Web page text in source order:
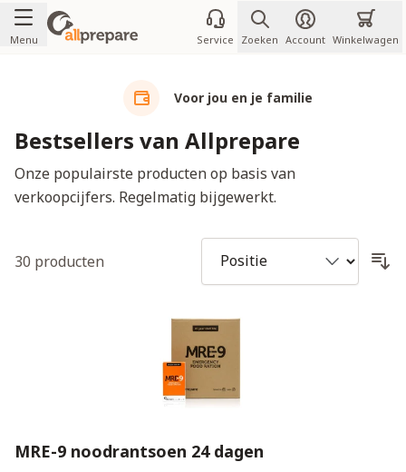
Ga naar de inhoud
Menu Service Zoeken Account Winkelwagen
Voor jou en je familie
Bestsellers van Allprepare
Onze populairste producten op basis van
verkoopcijfers. Regelmatig bijgewerkt.
30 producten
MRE-9 noodrantsoen 24 dagen